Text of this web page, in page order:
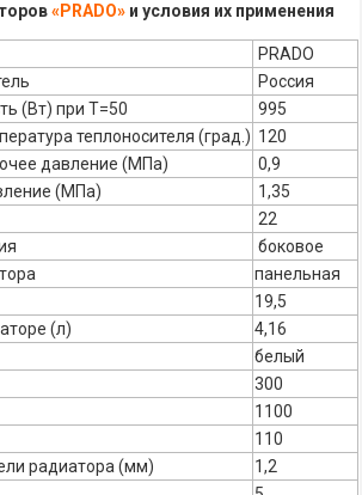
«PRADO» и условия их применения
PRADO
Россия
(Вт) при Т=50
995
теплоносителя (град.) 120
давление (МПа)
0,9
(МПа)
1,35
22
боковое
панельная
19,5
(л)
4,16
белый
300
1100
110
радиатора (мм)
1,2